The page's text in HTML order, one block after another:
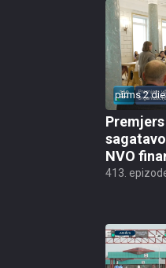
pirms 2
NVO
413.